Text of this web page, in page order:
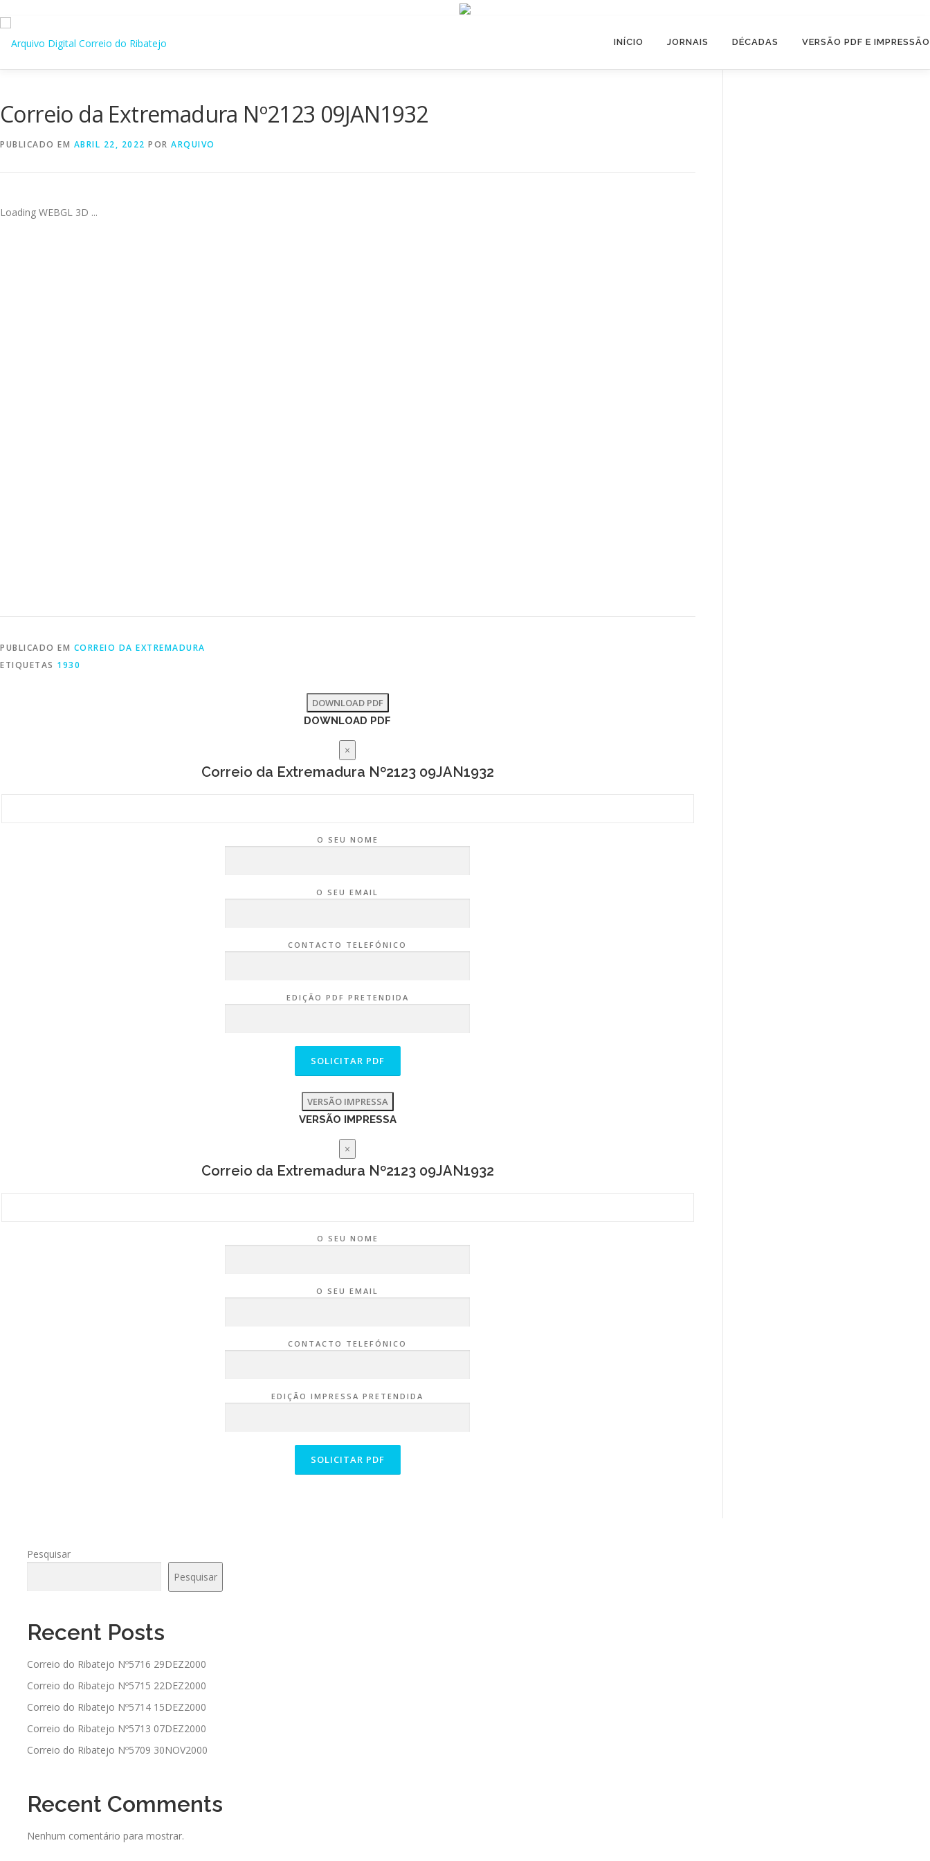
para
INÍCIO JORNAIS DÉCADAS VERSÃO PDF E IMPRESSÃO
Correio da Extremadura Nº2123 09JAN1932
PUBLICADO EM ABRIL 22, 2022 POR ARQUIVO
Loading WEBGL 3D ...
PUBLICADO EM CORREIO DA EXTREMADURA
ETIQUETAS 1930
DOWNLOAD PDF
DOWNLOAD PDF
×
Correio da Extremadura Nº2123 09JAN1932
O SEU NOME
O SEU EMAIL
CONTACTO TELEFÓNICO
EDIÇÃO PDF PRETENDIDA
VERSÃO IMPRESSA
VERSÃO IMPRESSA
×
Correio da Extremadura Nº2123 09JAN1932
O SEU NOME
O SEU EMAIL
CONTACTO TELEFÓNICO
EDIÇÃO IMPRESSA PRETENDIDA
Pesquisar
Pesquisar
Recent Posts
Correio do Ribatejo Nº5716 29DEZ2000
Correio do Ribatejo Nº5715 22DEZ2000
Correio do Ribatejo Nº5714 15DEZ2000
Correio do Ribatejo Nº5713 07DEZ2000
Correio do Ribatejo Nº5709 30NOV2000
Recent Comments
Nenhum comentário para mostrar.